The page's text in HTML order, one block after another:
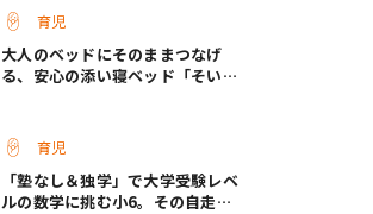
育児
大人のベッドにそのままつなげ
る、安心の添い寝ベッド「そいね
育児
「塾なし＆独学」で大学受験レベ
ルの数学に挑む小6。その自走力